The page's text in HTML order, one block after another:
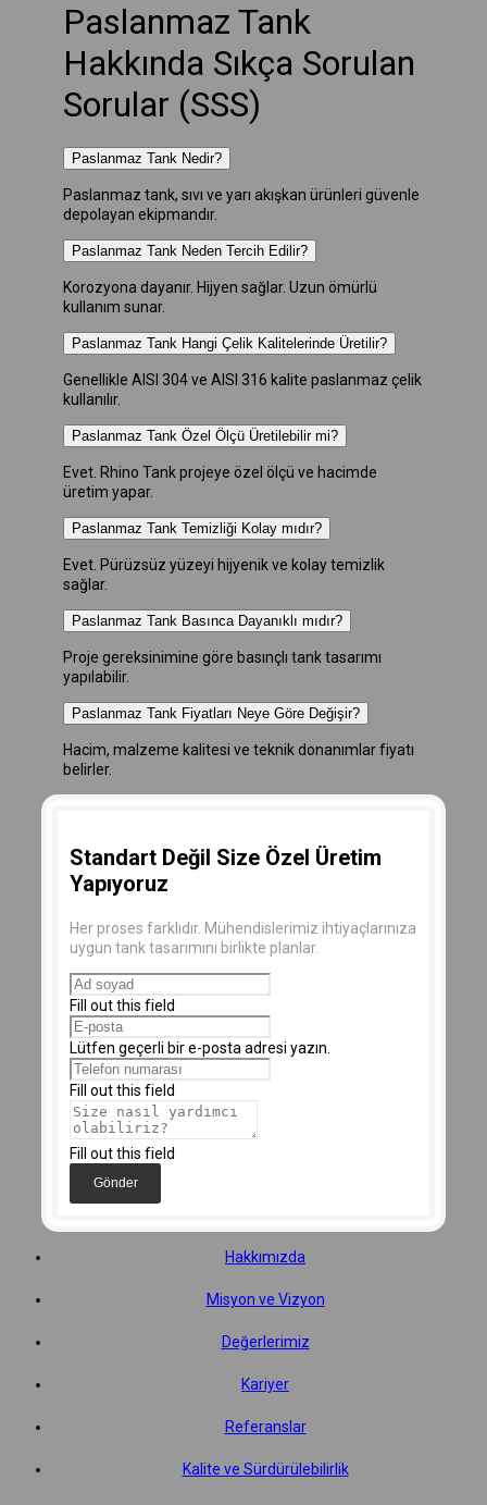
Paslanmaz Tank
Hakkında Sıkça Sorulan
Sorular (SSS)
Paslanmaz Tank Nedir?
Paslanmaz tank, sıvı ve yarı akışkan ürünleri güvenle
depolayan ekipmandır.
Paslanmaz Tank Neden Tercih Edilir?
Korozyona dayanır. Hijyen sağlar. Uzun ömürlü
kullanım sunar.
Paslanmaz Tank Hangi Çelik Kalitelerinde Üretilir?
Genellikle AISI 304 ve AISI 316 kalite paslanmaz çelik
kullanılır.
Paslanmaz Tank Özel Ölçü Üretilebilir mi?
Evet. Rhino Tank projeye özel ölçü ve hacimde
üretim yapar.
Paslanmaz Tank Temizliği Kolay mıdır?
Evet. Pürüzsüz yüzeyi hijyenik ve kolay temizlik
sağlar.
Paslanmaz Tank Basınca Dayanıklı mıdır?
Proje gereksinimine göre basınçlı tank tasarımı
yapılabilir.
Paslanmaz Tank Fiyatları Neye Göre Değişir?
Hacim, malzeme kalitesi ve teknik donanımlar fiyatı
belirler.
Standart Değil Size Özel Üretim
Yapıyoruz
Her proses farklıdır. Mühendislerimiz ihtiyaçlarınıza
uygun tank tasarımını birlikte planlar.
Fill out this field
Lütfen geçerli bir e-posta adresi yazın.
Fill out this field
Fill out this field
Gönder
Hakkımızda
Misyon ve Vizyon
Değerlerimiz
Kariyer
Referanslar
Kalite ve Sürdürülebilirlik